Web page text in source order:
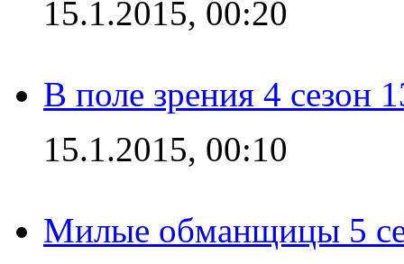
15.1.2015, 00:20
В поле зрения 4 сезон
15.1.2015, 00:10
Милые обманщицы 5